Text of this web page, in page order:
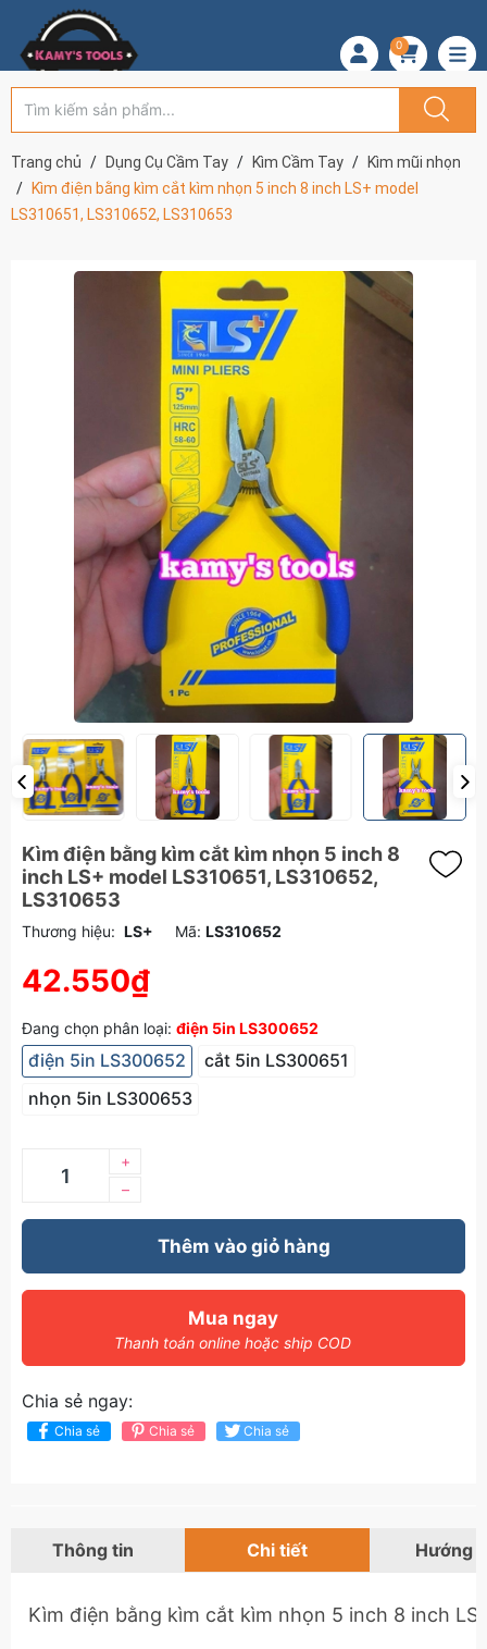
0
Trang chủ Dụng Cụ Cầm Tay Kìm Cầm Tay
Kìm mũi nhọn
Kìm điện bằng kìm cắt kìm nhọn 5 inch 8 inch LS+ model
LS310651, LS310652, LS310653
Kìm điện bằng kìm cắt kìm nhọn 5 inch 8
inch LS+ model LS310651, LS310652,
LS310653
Thương hiệu: LS+ Mã: LS310652
42.550₫
Đang chọn phân loại: điện 5in LS300652
điện 5in LS300652
cắt 5in LS300651
nhọn 5in LS300653
–
+
Thêm vào giỏ hàng
Mua ngay
Thanh toán online hoặc ship COD
Chia sẻ ngay:
Chia sẻ Chia sẻ Chia sẻ
Thông tin Chi tiết Hướng
Kìm điện bằng kìm cắt kìm nhọn 5 inch 8 inch